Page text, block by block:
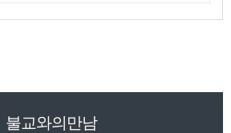
불교와의만남